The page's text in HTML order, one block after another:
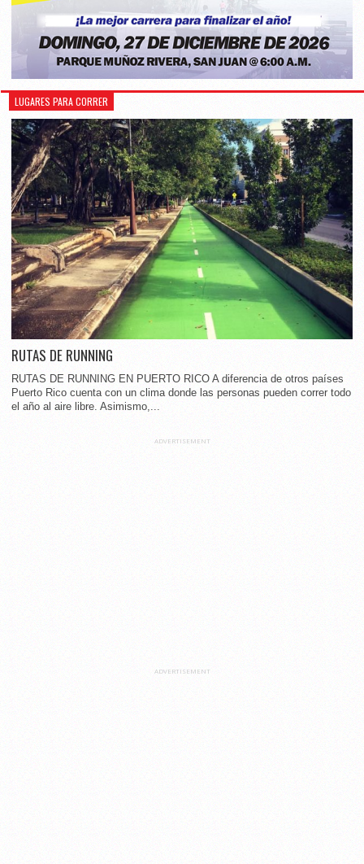
LUGARES PARA CORRER
RUTAS DE RUNNING
RUTAS DE RUNNING EN PUERTO RICO A diferencia de otros países
Puerto Rico cuenta con un clima donde las personas pueden correr todo
el año al aire libre. Asimismo,...
ADVERTISEMENT
ADVERTISEMENT